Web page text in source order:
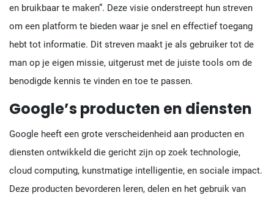
en bruikbaar te maken”. Deze visie onderstreept hun streven
om een platform te bieden waar je snel en effectief toegang
hebt tot informatie. Dit streven maakt je als gebruiker tot de
man op je eigen missie, uitgerust met de juiste tools om de
benodigde kennis te vinden en toe te passen.
Google’s producten en diensten
Google heeft een grote verscheidenheid aan producten en
diensten ontwikkeld die gericht zijn op zoek technologie,
cloud computing, kunstmatige intelligentie, en sociale impact.
Deze producten bevorderen leren, delen en het gebruik van